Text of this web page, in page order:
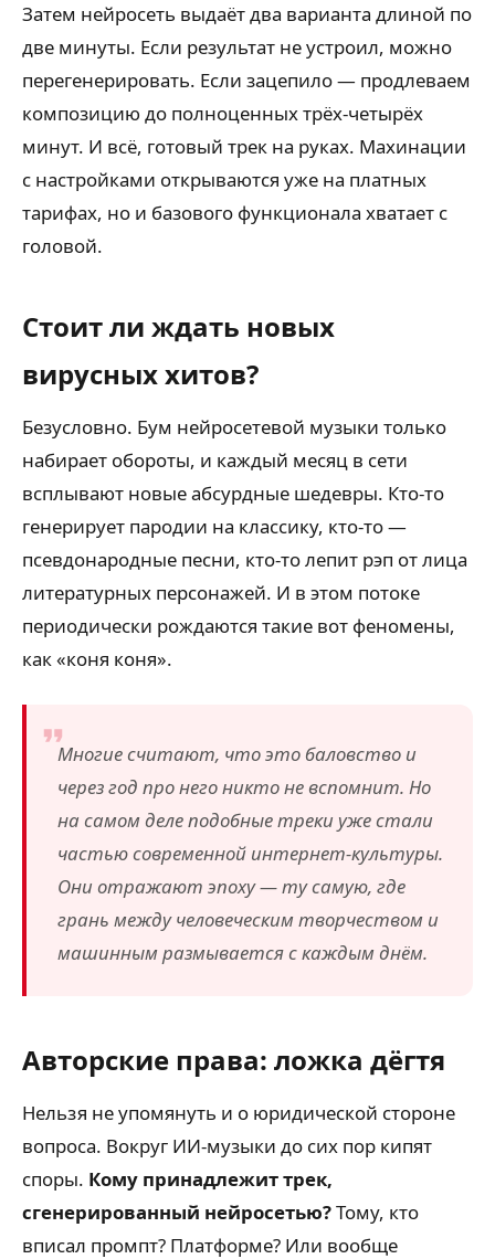
Затем нейросеть выдаёт два варианта длиной по
две минуты. Если результат не устроил, можно
перегенерировать. Если зацепило — продлеваем
композицию до полноценных трёх-четырёх
минут. И всё, готовый трек на руках. Махинации
с настройками открываются уже на платных
тарифах, но и базового функционала хватает с
головой.
Стоит ли ждать новых
вирусных хитов?
Безусловно. Бум нейросетевой музыки только
набирает обороты, и каждый месяц в сети
всплывают новые абсурдные шедевры. Кто-то
генерирует пародии на классику, кто-то —
псевдонародные песни, кто-то лепит рэп от лица
литературных персонажей. И в этом потоке
периодически рождаются такие вот феномены,
как «коня коня».
Многие считают, что это баловство и
через год про него никто не вспомнит. Но
на самом деле подобные треки уже стали
частью современной интернет-культуры.
Они отражают эпоху — ту самую, где
грань между человеческим творчеством и
машинным размывается с каждым днём.
Авторские права: ложка дёгтя
Нельзя не упомянуть и о юридической стороне
вопроса. Вокруг ИИ-музыки до сих пор кипят
споры. Кому принадлежит трек,
сгенерированный нейросетью?Тому, кто
вписал промпт? Платформе? Или вообще